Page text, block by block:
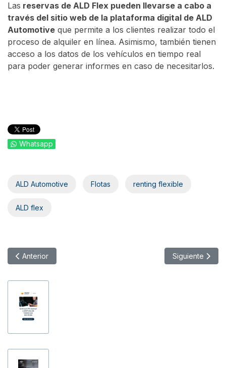
Las reservas de ALD Flex pueden llevarse a cabo a
través del sitio web de la plataforma digital de ALD
Automotive que permite a los clientes realizar todo el
proceso de alquiler en línea. Asimismo, también tienen
acceso a los datos de los vehículos en tiempo real
para poder generar informes en caso de necesitarlos.
Whatsapp
ALD Automotive Flotas renting flexible
ALD flex
Artículo anterior: Acuerdo de VWFS y una subsidiaria de BNP
Anterior Artículo
Siguiente